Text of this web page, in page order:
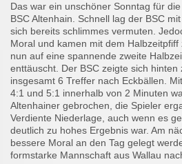
Das war ein unschöner Sonntag für
BSC Altenhain. Schnell lag der BSC
sich bereits schlimmes vermuten.
Moral und kamen mit dem
nun auf eine spannende zweite
enttäuscht. Der BSC zeigte sich hinten
insgesamt 6 Treffer nach Eckbällen.
4:1 und 5:1 innerhalb von 2 Minuten
Altenhainer gebrochen, die Spieler
Verdiente Niederlage, auch wenn es
deutlich zu hohes Ergebnis war. Am
bessere Moral an den Tag gelegt
formstarke Mannschaft aus Wallau